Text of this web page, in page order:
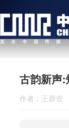
古韵新声:
作者：王群壹